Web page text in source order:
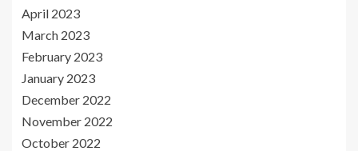
April 2023
March 2023
February 2023
January 2023
December 2022
November 2022
October 2022